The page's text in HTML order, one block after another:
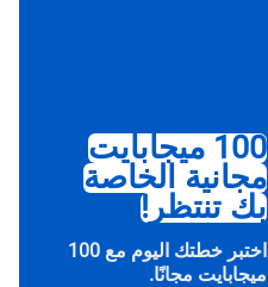
100 ميجابايت
مجانية الخاصة
بك تنتظر!
اختبر خطتك اليوم مع 100
ميجابايت مجانًا.